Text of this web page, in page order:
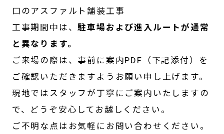
口のアスファルト舗装工事
工事期間中は、駐車場および進入ルートが通常
と異なります。
ご来場の際は、事前に案内PDF（下記添付）を
ご確認いただきますようお願い申し上げます。
現地ではスタッフが丁寧にご案内いたしますの
で、どうぞ安心してお越しください。
ご不明な点はお気軽にお問い合わせください。